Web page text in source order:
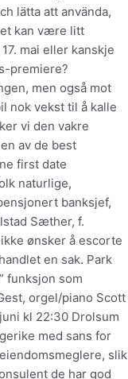
lätta att använda,
kan være litt
mai eller kanskje
premiere?
men også mot
nok vekst til å kalle
vi den vakre
av de best
first date
naturlige,
banksjef,
Sæther, f.
ønsker å escorte
en sak. Park
funksjon som
orgel/piano Scott
kl 22:30 Drolsum
med sans for
slik
de har god